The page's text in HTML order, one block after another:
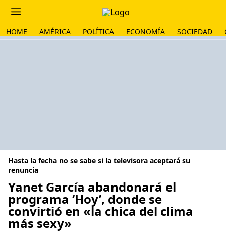
HOME AMÉRICA POLÍTICA ECONOMÍA SOCIEDAD
Hasta la fecha no se sabe si la televisora aceptará su
renuncia
Yanet García abandonará el
programa ‘Hoy’, donde se
convirtió en «la chica del clima
más sexy»